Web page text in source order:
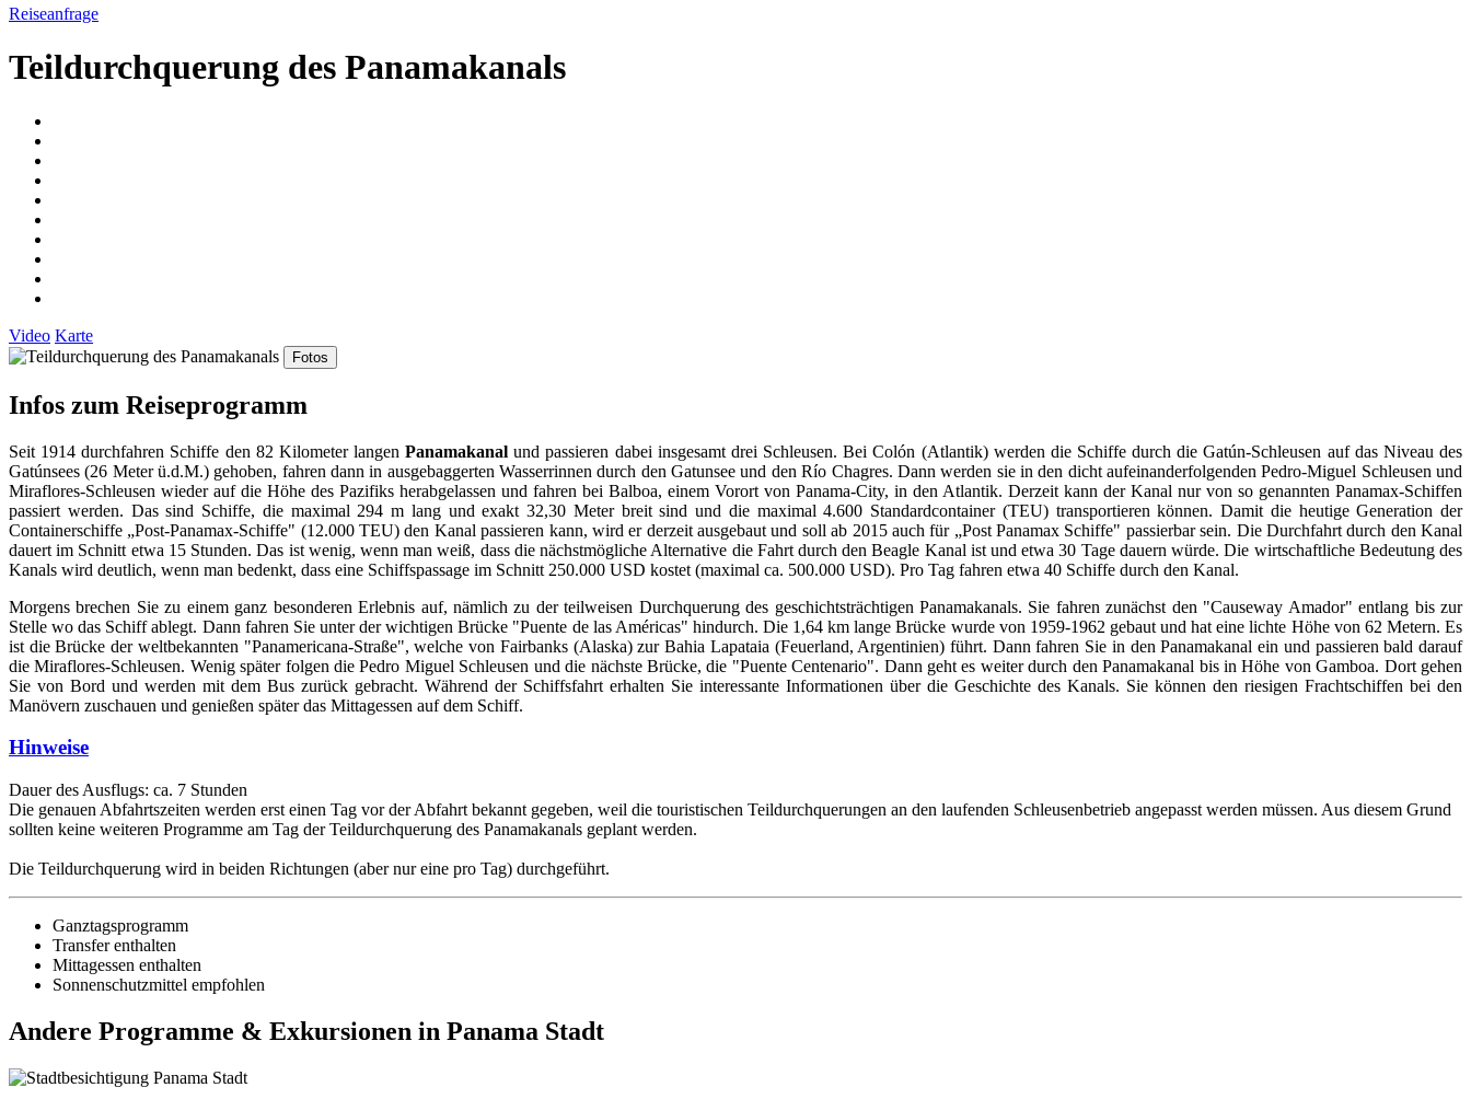
Reiseanfrage
Teildurchquerung des Panamakanals
Video Karte
Fotos
Infos zum Reiseprogramm
Seit 1914 durchfahren Schiffe den 82 Kilometer langenPanamakanal und passieren dabei insgesamt drei Schleusen. Bei Colón (Atlantik) werden die Schiffe durch die Gatún-Schleusen auf das Niveau des
Gatúnsees (26 Meter ü.d.M.) gehoben, fahren dann in ausgebaggerten Wasserrinnen durch den Gatunsee und den Río Chagres. Dann werden sie in den dicht aufeinanderfolgenden Pedro-Miguel Schleusen und
Miraflores-Schleusen wieder auf die Höhe des Pazifiks herabgelassen und fahren bei Balboa, einem Vorort von Panama-City, in den Atlantik. Derzeit kann der Kanal nur von so genannten Panamax-Schiffen
passiert werden. Das sind Schiffe, die maximal 294 m lang und exakt 32,30 Meter breit sind und die maximal 4.600 Standardcontainer (TEU) transportieren können. Damit die heutige Generation der
Containerschiffe „Post-Panamax-Schiffe" (12.000 TEU) den Kanal passieren kann, wird er derzeit ausgebaut und soll ab 2015 auch für „Post Panamax Schiffe" passierbar sein. Die Durchfahrt durch den Kanal
dauert im Schnitt etwa 15 Stunden. Das ist wenig, wenn man weiß, dass die nächstmögliche Alternative die Fahrt durch den Beagle Kanal ist und etwa 30 Tage dauern würde. Die wirtschaftliche Bedeutung des
Kanals wird deutlich, wenn man bedenkt, dass eine Schiffspassage im Schnitt 250.000 USD kostet (maximal ca. 500.000 USD). Pro Tag fahren etwa 40 Schiffe durch den Kanal.
Morgens brechen Sie zu einem ganz besonderen Erlebnis auf, nämlich zu der teilweisen Durchquerung des geschichtsträchtigen Panamakanals. Sie fahren zunächst den "Causeway Amador" entlang bis zur
Stelle wo das Schiff ablegt. Dann fahren Sie unter der wichtigen Brücke "Puente de las Américas" hindurch. Die 1,64 km lange Brücke wurde von 1959-1962 gebaut und hat eine lichte Höhe von 62 Metern. Es
ist die Brücke der weltbekannten "Panamericana-Straße", welche von Fairbanks (Alaska) zur Bahia Lapataia (Feuerland, Argentinien) führt. Dann fahren Sie in den Panamakanal ein und passieren bald darauf
die Miraflores-Schleusen. Wenig später folgen die Pedro Miguel Schleusen und die nächste Brücke, die "Puente Centenario". Dann geht es weiter durch den Panamakanal bis in Höhe von Gamboa. Dort gehen
Sie von Bord und werden mit dem Bus zurück gebracht. Während der Schiffsfahrt erhalten Sie interessante Informationen über die Geschichte des Kanals. Sie können den riesigen Frachtschiffen bei den
Manövern zuschauen und genießen später das Mittagessen auf dem Schiff.
Hinweise
Dauer des Ausflugs: ca. 7 Stunden
Die genauen Abfahrtszeiten werden erst einen Tag vor der Abfahrt bekannt gegeben, weil die touristischen Teildurchquerungen an den laufenden Schleusenbetrieb angepasst werden müssen. Aus diesem Grund
sollten keine weiteren Programme am Tag der Teildurchquerung des Panamakanals geplant werden.
Die Teildurchquerung wird in beiden Richtungen (aber nur eine pro Tag) durchgeführt.
Ganztagsprogramm
Transfer enthalten
Mittagessen enthalten
Sonnenschutzmittel empfohlen
Andere Programme & Exkursionen in Panama Stadt